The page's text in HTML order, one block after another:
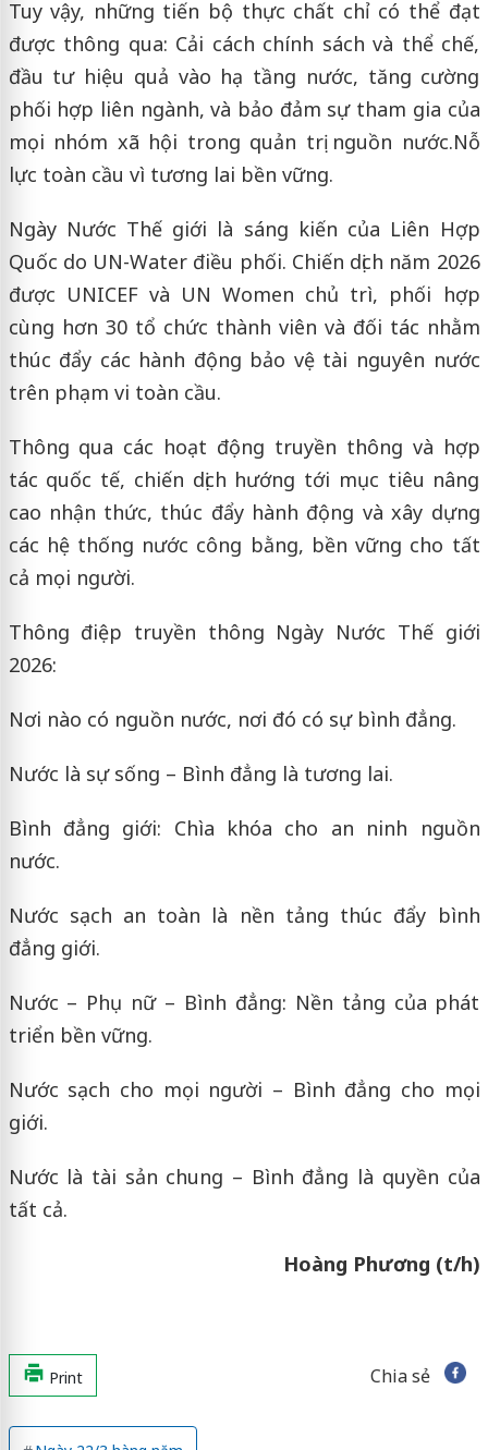
Tuy vậy, những tiến bộ thực chất chỉ có thể đạt
được thông qua: Cải cách chính sách và thể chế,
đầu tư hiệu quả vào hạ tầng nước, tăng cường
phối hợp liên ngành, và bảo đảm sự tham gia của
mọi nhóm xã hội trong quản trị nguồn nước.Nỗ
lực toàn cầu vì tương lai bền vững.
Ngày Nước Thế giới là sáng kiến của Liên Hợp
Quốc do UN-Water điều phối. Chiến dịch năm 2026
được UNICEF và UN Women chủ trì, phối hợp
cùng hơn 30 tổ chức thành viên và đối tác nhằm
thúc đẩy các hành động bảo vệ tài nguyên nước
trên phạm vi toàn cầu.
Thông qua các hoạt động truyền thông và hợp
tác quốc tế, chiến dịch hướng tới mục tiêu nâng
cao nhận thức, thúc đẩy hành động và xây dựng
các hệ thống nước công bằng, bền vững cho tất
cả mọi người.
Thông điệp truyền thông Ngày Nước Thế giới
2026:
Nơi nào có nguồn nước, nơi đó có sự bình đẳng.
Nước là sự sống – Bình đẳng là tương lai.
Bình đẳng giới: Chìa khóa cho an ninh nguồn
nước.
Nước sạch an toàn là nền tảng thúc đẩy bình
đẳng giới.
Nước – Phụ nữ – Bình đẳng: Nền tảng của phát
triển bền vững.
Nước sạch cho mọi người – Bình đẳng cho mọi
giới.
Nước là tài sản chung – Bình đẳng là quyền của
tất cả.
Hoàng Phương (t/h)
Print Chia sẻ